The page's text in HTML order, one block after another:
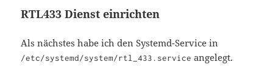
RTL433 Dienst einrichten
Als nächstes habe ich den Systemd-Service in
/etc/systemd/system/rtl_433.service angelegt.